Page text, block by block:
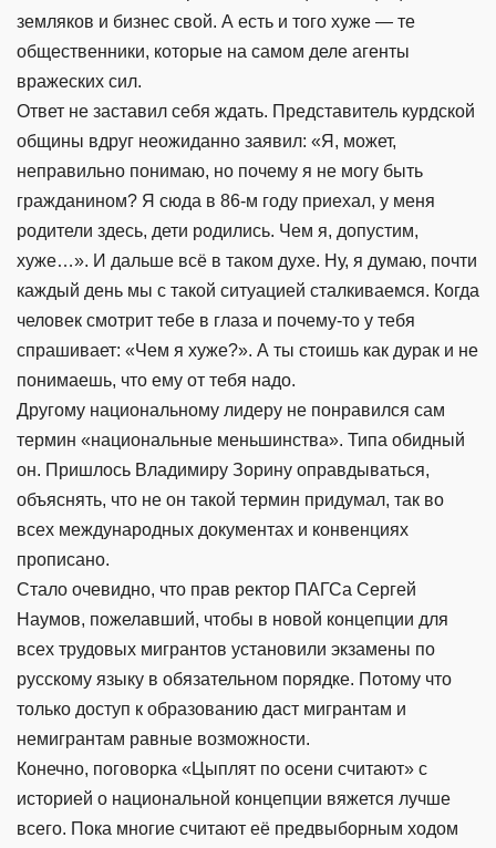
земляков и бизнес свой. А есть и того хуже — те
общественники, которые на самом деле агенты
вражеских сил.
Ответ не заставил себя ждать. Представитель курдской
общины вдруг неожиданно заявил: «Я, может,
неправильно понимаю, но почему я не могу быть
гражданином? Я сюда в 86-м году приехал, у меня
родители здесь, дети родились. Чем я, допустим,
хуже…». И дальше всё в таком духе. Ну, я думаю, почти
каждый день мы с такой ситуацией сталкиваемся. Когда
человек смотрит тебе в глаза и почему-то у тебя
спрашивает: «Чем я хуже?». А ты стоишь как дурак и не
понимаешь, что ему от тебя надо.
Другому национальному лидеру не понравился сам
термин «национальные меньшинства». Типа обидный
он. Пришлось Владимиру Зорину оправдываться,
объяснять, что не он такой термин придумал, так во
всех международных документах и конвенциях
прописано.
Стало очевидно, что прав ректор ПАГСа Сергей
Наумов, пожелавший, чтобы в новой концепции для
всех трудовых мигрантов установили экзамены по
русскому языку в обязательном порядке. Потому что
только доступ к образованию даст мигрантам и
немигрантам равные возможности.
Конечно, поговорка «Цыплят по осени считают» с
историей о национальной концепции вяжется лучше
всего. Пока многие считают её предвыборным ходом